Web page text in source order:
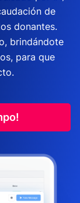
de
donantes.
brindándote
para que